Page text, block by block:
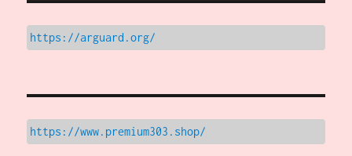
https://arguard.org/
https://www.premium303.shop/